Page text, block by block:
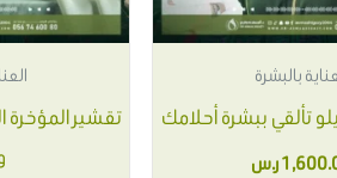
بالبشرة
تألقي ببشرة أحلامك
ر.س
تقشير المؤخرة